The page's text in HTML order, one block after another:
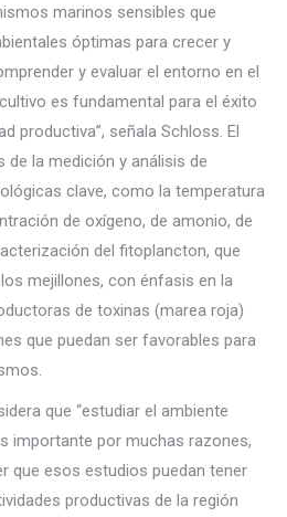
marinos sensibles que
óptimas para crecer y
y evaluar el entorno en el
es fundamental para el éxito
productiva”, señala Schloss. El
de la medición y análisis de
clave, como la temperatura
de oxígeno, de amonio, de
del fitoplancton, que
mejillones, con énfasis en la
de toxinas (marea roja)
que puedan ser favorables para
que “estudiar el ambiente
importante por muchas razones,
que esos estudios puedan tener
productivas de la región